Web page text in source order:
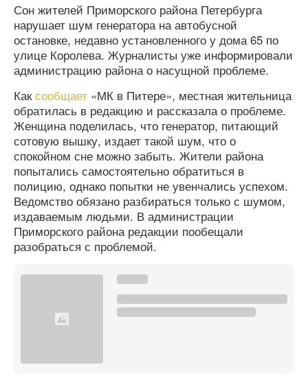
Сон жителей Приморского района Петербурга
нарушает шум генератора на автобусной
остановке, недавно установленного у дома 65 по
улице Королева. Журналисты уже информировали
администрацию района о насущной проблеме.
Каксообщает «МК в Питере», местная жительница
обратилась в редакцию и рассказала о проблеме.
Женщина поделилась, что генератор, питающий
сотовую вышку, издает такой шум, что о
спокойном сне можно забыть. Жители района
попытались самостоятельно обратиться в
полицию, однако попытки не увенчались успехом.
Ведомство обязано разбираться только с шумом,
издаваемым людьми. В администрации
Приморского района редакции пообещали
разобраться с проблемой.